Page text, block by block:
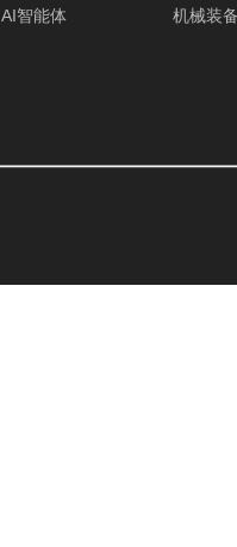
机械装
AI智能体